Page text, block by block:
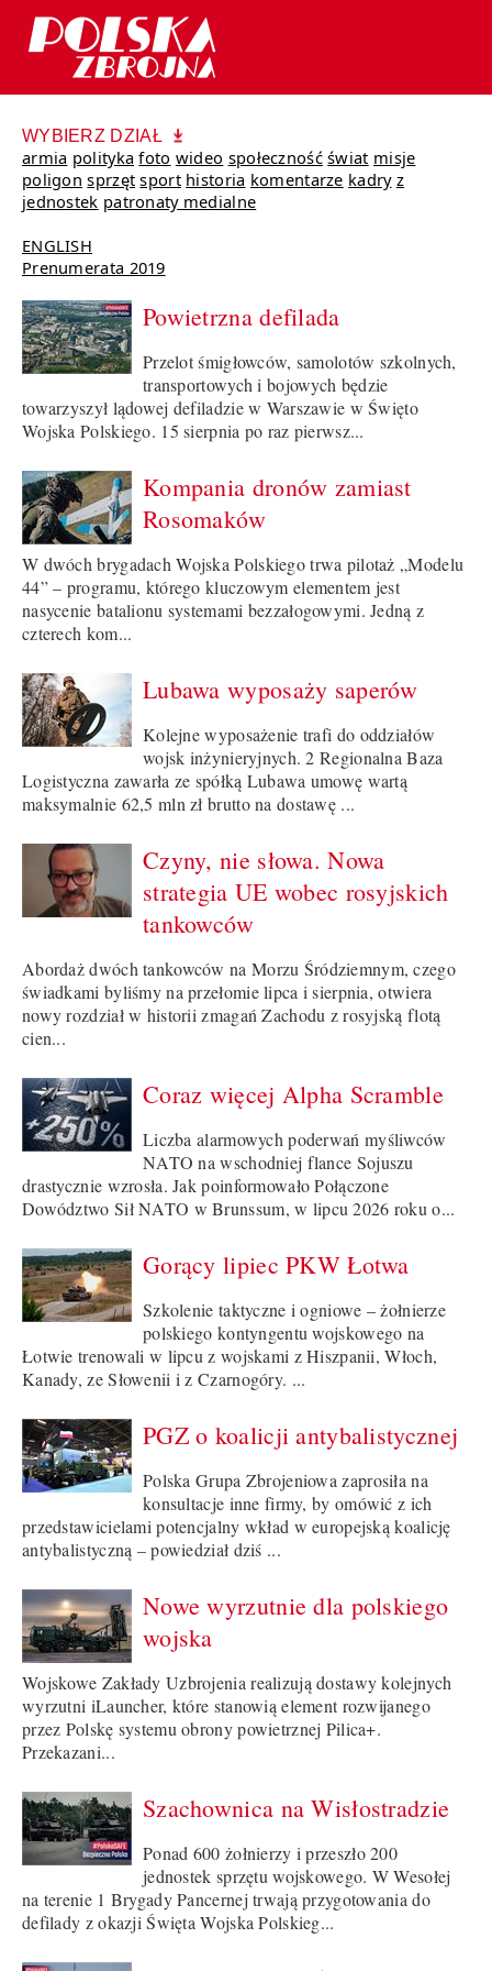
WYBIERZ DZIAŁ
armia polityka foto wideo społeczność świat misje
poligon sprzęt sport historia komentarze kadry z
jednostek patronaty medialne
ENGLISH
Prenumerata 2019
Powietrzna defilada
Przelot śmigłowców, samolotów szkolnych,
transportowych i bojowych będzie
towarzyszył lądowej defiladzie w Warszawie w Święto
Wojska Polskiego. 15 sierpnia po raz pierwsz...
Kompania dronów zamiast
Rosomaków
W dwóch brygadach Wojska Polskiego trwa pilotaż „Modelu
44” – programu, którego kluczowym elementem jest
nasycenie batalionu systemami bezzałogowymi. Jedną z
czterech kom...
Lubawa wyposaży saperów
Kolejne wyposażenie trafi do oddziałów
wojsk inżynieryjnych. 2 Regionalna Baza
Logistyczna zawarła ze spółką Lubawa umowę wartą
maksymalnie 62,5 mln zł brutto na dostawę ...
Czyny, nie słowa. Nowa
strategia UE wobec rosyjskich
tankowców
Abordaż dwóch tankowców na Morzu Śródziemnym, czego
świadkami byliśmy na przełomie lipca i sierpnia, otwiera
nowy rozdział w historii zmagań Zachodu z rosyjską flotą
cien...
Coraz więcej Alpha Scramble
Liczba alarmowych poderwań myśliwców
NATO na wschodniej flance Sojuszu
drastycznie wzrosła. Jak poinformowało Połączone
Dowództwo Sił NATO w Brunssum, w lipcu 2026 roku o...
Gorący lipiec PKW Łotwa
Szkolenie taktyczne i ogniowe – żołnierze
polskiego kontyngentu wojskowego na
Łotwie trenowali w lipcu z wojskami z Hiszpanii, Włoch,
Kanady, ze Słowenii i z Czarnogóry. ...
PGZ o koalicji antybalistycznej
Polska Grupa Zbrojeniowa zaprosiła na
konsultacje inne firmy, by omówić z ich
przedstawicielami potencjalny wkład w europejską koalicję
antybalistyczną – powiedział dziś ...
Nowe wyrzutnie dla polskiego
wojska
Wojskowe Zakłady Uzbrojenia realizują dostawy kolejnych
wyrzutni iLauncher, które stanowią element rozwijanego
przez Polskę systemu obrony powietrznej Pilica+.
Przekazani...
Szachownica na Wisłostradzie
Ponad 600 żołnierzy i przeszło 200
jednostek sprzętu wojskowego. W Wesołej
na terenie 1 Brygady Pancernej trwają przygotowania do
defilady z okazji Święta Wojska Polskieg...